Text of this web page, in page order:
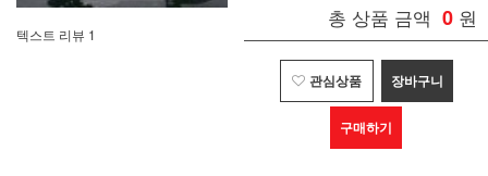
텍스트 리뷰 1
총 상품 금액 0 원
관심상품 장바구니
구매하기